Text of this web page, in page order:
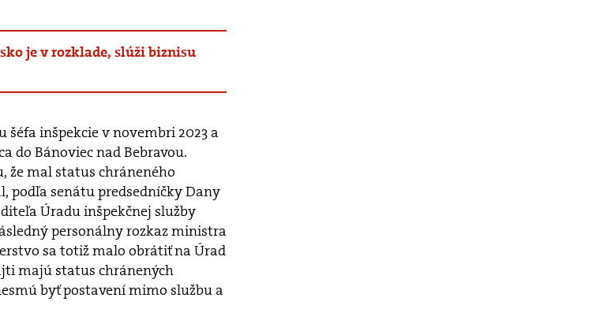
je v rozklade, slúži biznisu
inšpekcie v novembri 2023 a
do Bánoviec nad Bebravou.
že mal status chráneného
podľa senátu predsedníčky Dany
Úradu inšpekčnej služby
personálny rozkaz ministra
sa totiž malo obrátiť na Úrad
majú status chránených
byť postavení mimo službu a